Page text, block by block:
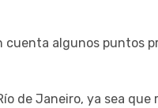
cuenta algunos puntos
de Janeiro, ya sea